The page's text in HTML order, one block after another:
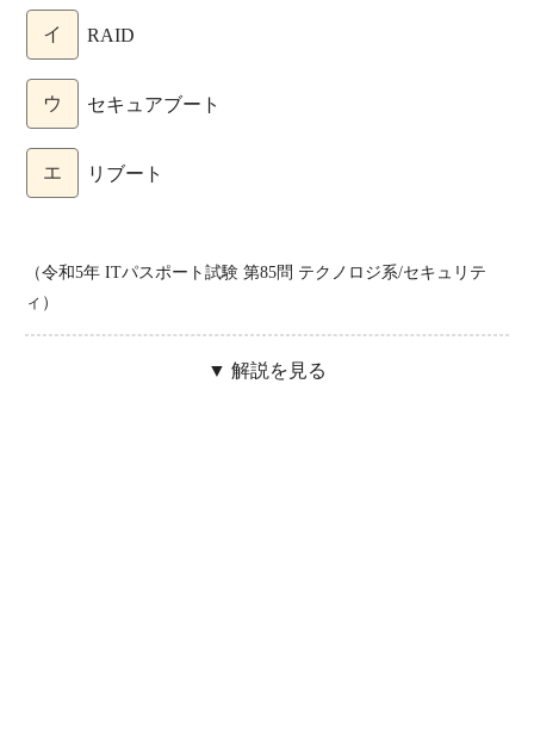
イ RAID
ウ セキュアブート
エ リブート
（令和5年 ITパスポート試験 第85問 テクノロジ系/セキュリテ
ィ）
▼ 解説を見る